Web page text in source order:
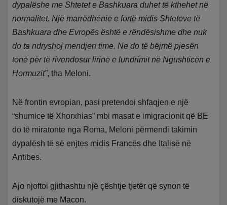
dypalëshe me Shtetet e Bashkuara duhet të kthehet në
normalitet. Një marrëdhënie e fortë midis Shteteve të
Bashkuara dhe Evropës është e rëndësishme dhe nuk
do ta ndryshoj mendjen time. Ne do të bëjmë pjesën
tonë për të rivendosur lirinë e lundrimit në Ngushticën e
Hormuzit”, tha Meloni.
Në frontin evropian, pasi pretendoi shfaqjen e një
“shumice të Xhorxhias” mbi masat e imigracionit që BE
do të miratonte nga Roma, Meloni përmendi takimin
dypalësh të së enjtes midis Francës dhe Italisë në
Antibes.
Ajo njoftoi gjithashtu një çështje tjetër që synon të
diskutojë me Macon.